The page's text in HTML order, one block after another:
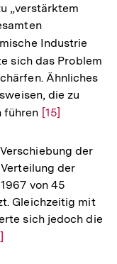
„verstärktem
Industrie
sich das Problem
Ähnliches
die zu
führen Zur
der
Fußnote
[15]
der
der
von 45
Gleichzeitig mit
sich jedoch die